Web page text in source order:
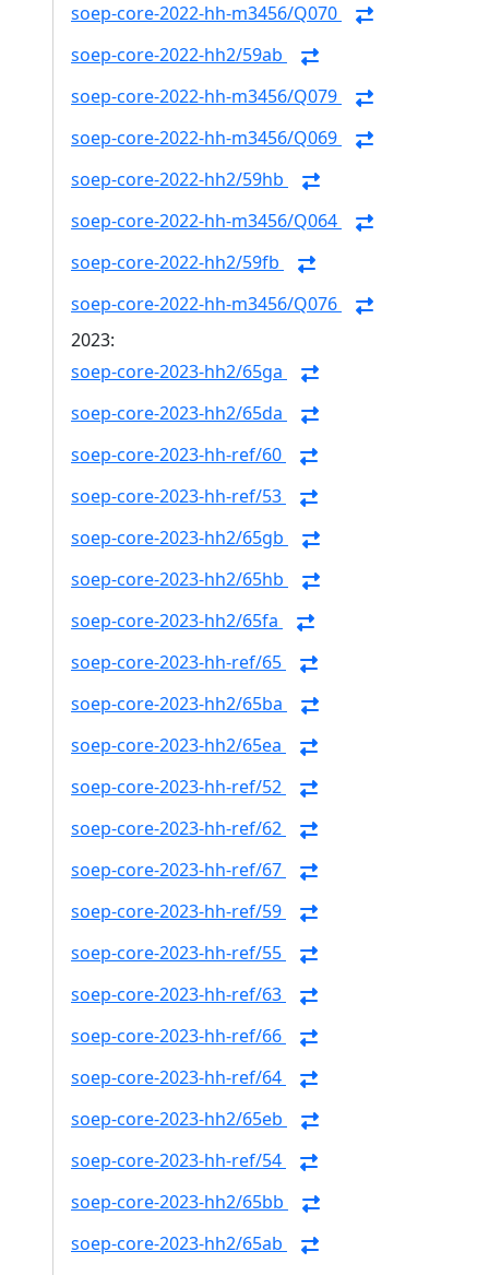
soep-core-2022-hh-m3456/Q070
soep-core-2022-hh2/59ab
soep-core-2022-hh-m3456/Q079
soep-core-2022-hh-m3456/Q069
soep-core-2022-hh2/59hb
soep-core-2022-hh-m3456/Q064
soep-core-2022-hh2/59fb
soep-core-2022-hh-m3456/Q076
2023:
soep-core-2023-hh2/65ga
soep-core-2023-hh2/65da
soep-core-2023-hh-ref/60
soep-core-2023-hh-ref/53
soep-core-2023-hh2/65gb
soep-core-2023-hh2/65hb
soep-core-2023-hh2/65fa
soep-core-2023-hh-ref/65
soep-core-2023-hh2/65ba
soep-core-2023-hh2/65ea
soep-core-2023-hh-ref/52
soep-core-2023-hh-ref/62
soep-core-2023-hh-ref/67
soep-core-2023-hh-ref/59
soep-core-2023-hh-ref/55
soep-core-2023-hh-ref/63
soep-core-2023-hh-ref/66
soep-core-2023-hh-ref/64
soep-core-2023-hh2/65eb
soep-core-2023-hh-ref/54
soep-core-2023-hh2/65bb
soep-core-2023-hh2/65ab